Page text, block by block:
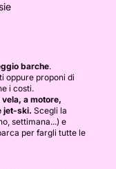
barche.
oppure proponi di
i costi.
a motore,
jet-ski. Scegli la
settimana...) e
per fargli tutte le